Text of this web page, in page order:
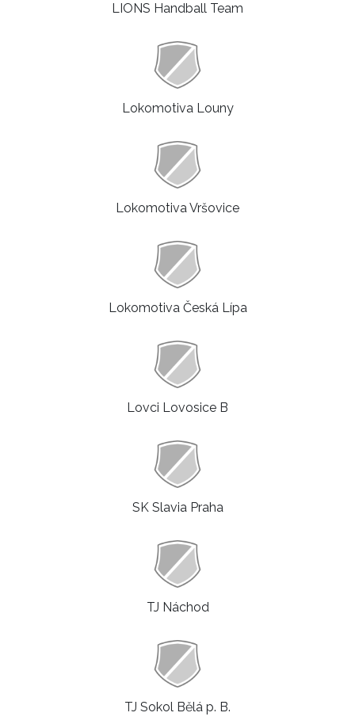
LIONS Handball Team
Lokomotiva Louny
Lokomotiva Vršovice
Lokomotiva Česká Lípa
Lovci Lovosice B
SK Slavia Praha
TJ Náchod
TJ Sokol Bělá p. B.